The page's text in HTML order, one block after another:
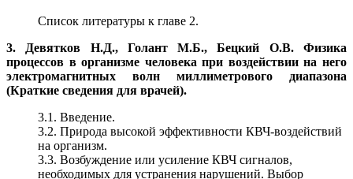
Список литературы к главе 2.
3. Девятков Н.Д., Голант М.Б., Бецкий О.В. Физика
процессов в организме человека при воздействии на него
электромагнитных волн миллиметрового диапазона
(Краткие сведения для врачей).
3.1. Введение.
3.2. Природа высокой эффективности КВЧ-воздействий
на организм.
3.3. Возбуждение или усиление КВЧ сигналов,
необходимых для устранения нарушений. Выбор